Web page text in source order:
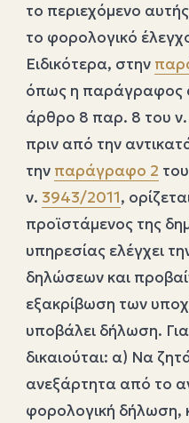
το περιεχόμενο
το φορολογικό
Ειδικότερα, στην
όπως η παράγραφος
άρθρο 8 παρ. 8 του ν.
πριν από την
την παράγραφο 2 του
ν. 3943/2011,
προϊστάμενος της
υπηρεσίας ελέγχει
δηλώσεων και
εξακρίβωση των
υποβάλει δήλωση.
δικαιούται: α) Να
ανεξάρτητα από το
φορολογική δήλωση,